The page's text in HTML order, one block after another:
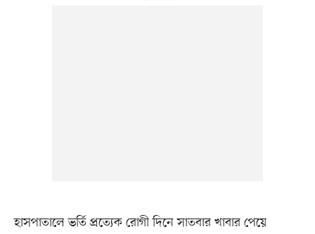
হাসপাতালে ভর্তি প্রত্যেক রোগী দিনে সাতবার খাবার পেয়ে